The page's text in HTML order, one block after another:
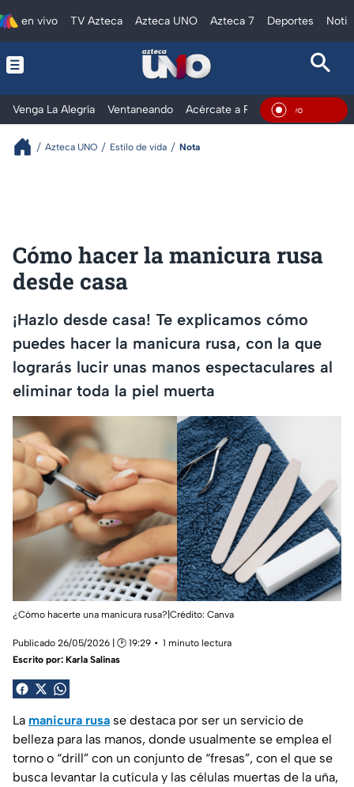
en vivo TV Azteca Azteca UNO Azteca 7 Deportes
Venga La Alegría Ventaneando Acércate a Rocío Al ExtremoEn
Azteca UNO Estilo de vida Nota
Cómo hacer la manicura rusa
desde casa
¡Hazlo desde casa! Te explicamos cómo
puedes hacer la manicura rusa, con la que
lograrás lucir unas manos espectaculares al
eliminar toda la piel muerta
¿Cómo hacerte una manicura rusa?|Crédito: Canva
Publicado 26/05/2026 | 🕑 19:29
1 minuto lectura
Escrito por: Karla Salinas
La manicura rusa se destaca por ser un servicio de
belleza para las manos, donde usualmente se emplea el
torno o “drill” con un conjunto de “fresas”, con el que se
busca levantar la cutícula y las células muertas de la uña,